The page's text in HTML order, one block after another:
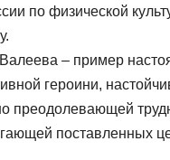
по физической
– пример
героини,
преодолевающей
поставленных